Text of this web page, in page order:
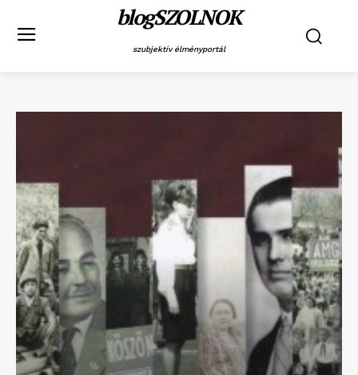
blogSZOLNOK
szubjektív élményportál